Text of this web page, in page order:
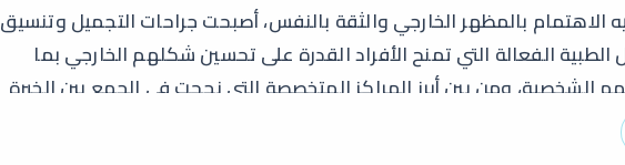
الاهتمام بالمظهر الخارجي والثقة بالنفس، أصبحت جراحات التجميل وتنسيق
الطبية الفعالة التي تمنح الأفراد القدرة على تحسين شكلهم الخارجي بما
الشخصية، ومن بين أبرز المراكز المتخصصة التي نجحت في الجمع بين الخبرة
تأتي
الرائدة في مجال التجميل في مصر والمنطقة العربية، حيث تقدم العيادة باقة